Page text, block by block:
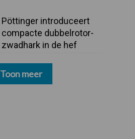
Pöttinger introduceert
compacte dubbelrotor-
zwadhark in de hef
Toon meer